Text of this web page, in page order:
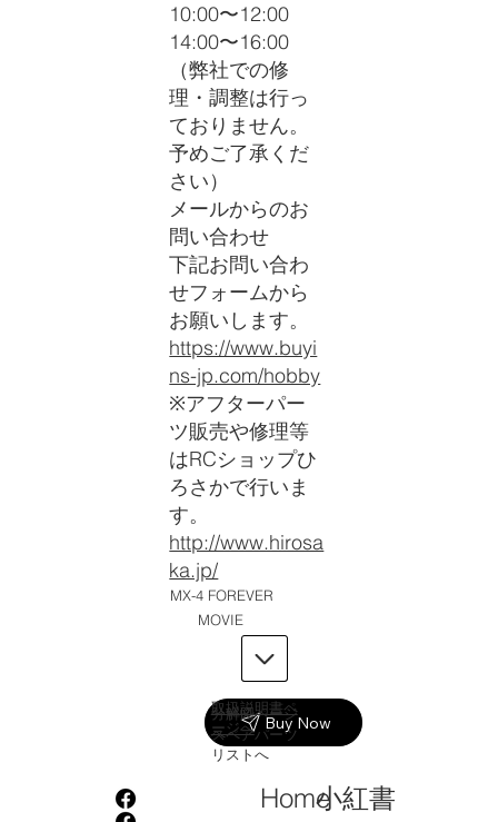
10:00〜12:00
14:00〜16:00
（弊社での修
理・調整は行っ
ておりません。
予めご了承くだ
さい）
メールからのお
問い合わせ
下記お問い合わ
せフォームから
お願いします。
https://www.buyi
ns-jp.com/hobby
※アフターパー
ツ販売や修理等
はRCショップひ
ろさかで行いま
す。
http://www.hirosa
ka.jp/
MX-4 FOREVER
MOVIE
Buy Now
取扱説明書ペ
ージへ
分解図ページ
へ
スペアパーツ
リストへ
Home小紅書